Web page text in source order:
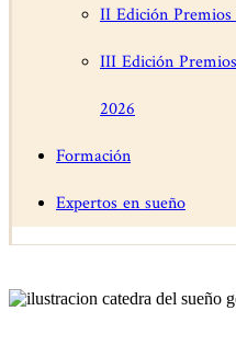
II Edición Premios
III Edición
2026
Formación
Expertos en sueño